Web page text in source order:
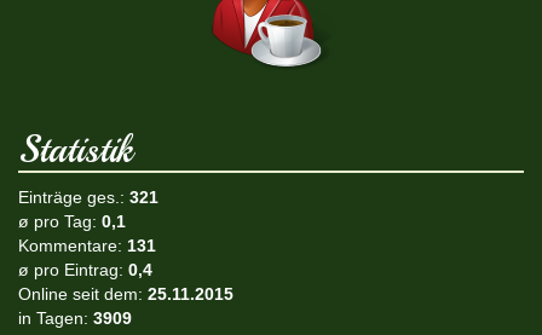
Statistik
Einträge ges.: 321
ø pro Tag: 0,1
Kommentare: 131
ø pro Eintrag: 0,4
Online seit dem: 25.11.2015
in Tagen: 3909